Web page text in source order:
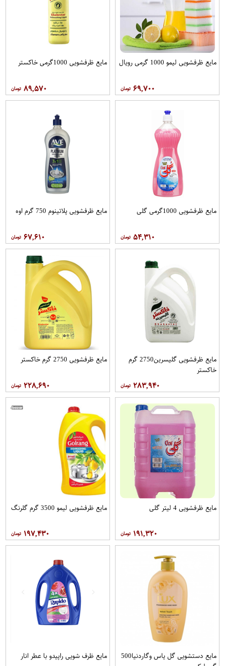
مایع ظرفشویی لیمو 1000 گرمی رویال
۶۹,۷۰۰
مایع ظرفشویی 1000گرمی خاکستر
۸۹,۵۷۰
مایع ظرفشویی 1000گرمی گلی
۵۴,۳۱۰
مایع ظرفشویی پلاتینوم 750 گرم اوه
۶۷,۶۱۰
مایع ظرفشویی گلیسرین2750 گرم
خاکستر
۲۸۳,۹۴۰
مایع ظرفشویی 2750 گرم خاکستر
۲۲۸,۶۹۰
مایع ظرفشویی 4 لیتر گلی
۱۹۱,۳۲۰
مایع ظرفشویی لیمو 3500 گرم گلرنگ
۱۹۷,۴۳۰
مایع دستشویی گل یاس وگاردنیا500
مایع ظرف شویی راپیدو با عطر انار